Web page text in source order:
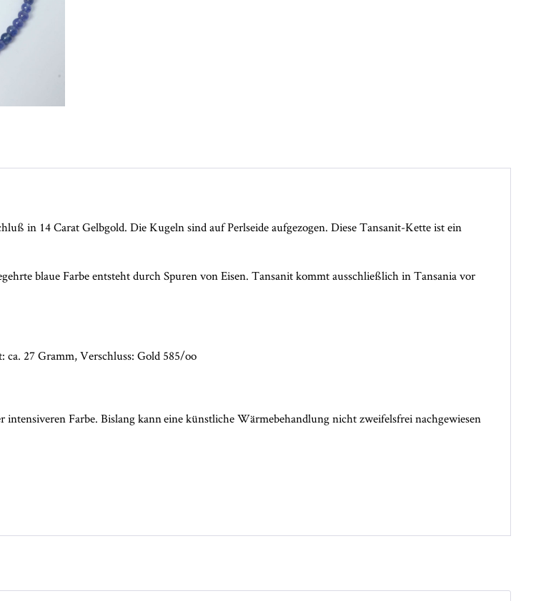
in 14 Carat Gelbgold. Die Kugeln sind auf Perlseide aufgezogen. Diese Tansanit-Kette ist ein
blaue Farbe entsteht durch Spuren von Eisen. Tansanit kommt ausschließlich in Tansania vor
ca. 27 Gramm, Verschluss: Gold 585/oo
Farbe. Bislang kann eine künstliche Wärmebehandlung nicht zweifelsfrei nachgewiesen